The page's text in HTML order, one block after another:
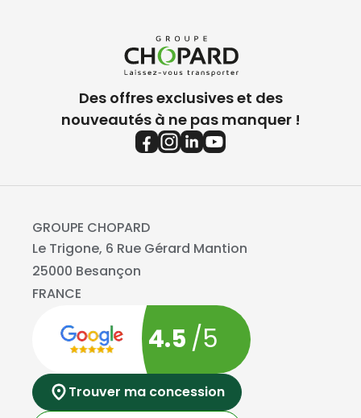
Des offres exclusives et des
nouveautés à ne pas manquer !
GROUPE CHOPARD
Le Trigone, 6 Rue Gérard Mantion
25000 Besançon
FRANCE
4.5 /5
Trouver ma concession